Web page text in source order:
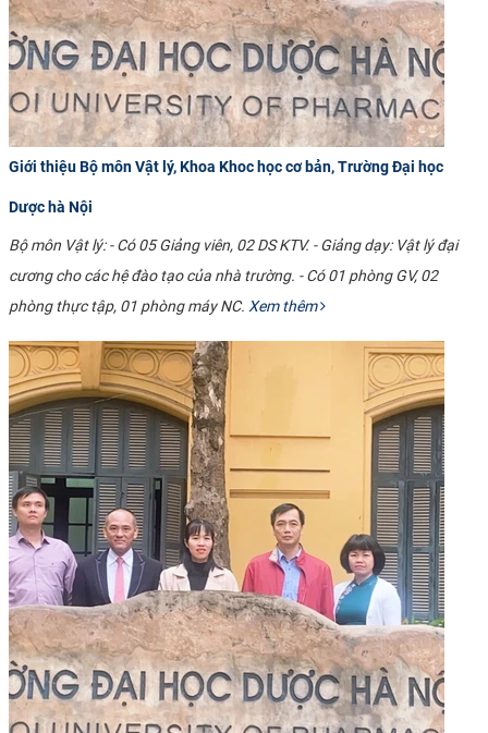
Giới thiệu Bộ môn Vật lý, Khoa Khoc học cơ bản, Trường Đại học
Dược hà Nội
Bộ môn Vật lý: - Có 05 Giảng viên, 02 DS KTV. - Giảng dạy: Vật lý đại
cương cho các hệ đào tạo của nhà trường. - Có 01 phòng GV, 02
phòng thực tập, 01 phòng máy NC.Xem thêm